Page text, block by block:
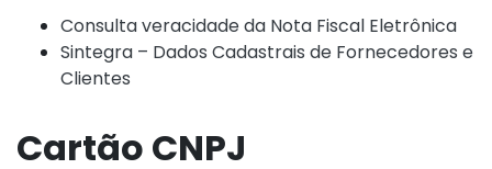
Consulta veracidade da Nota Fiscal Eletrônica
Sintegra – Dados Cadastrais de Fornecedores e
Clientes
Cartão CNPJ